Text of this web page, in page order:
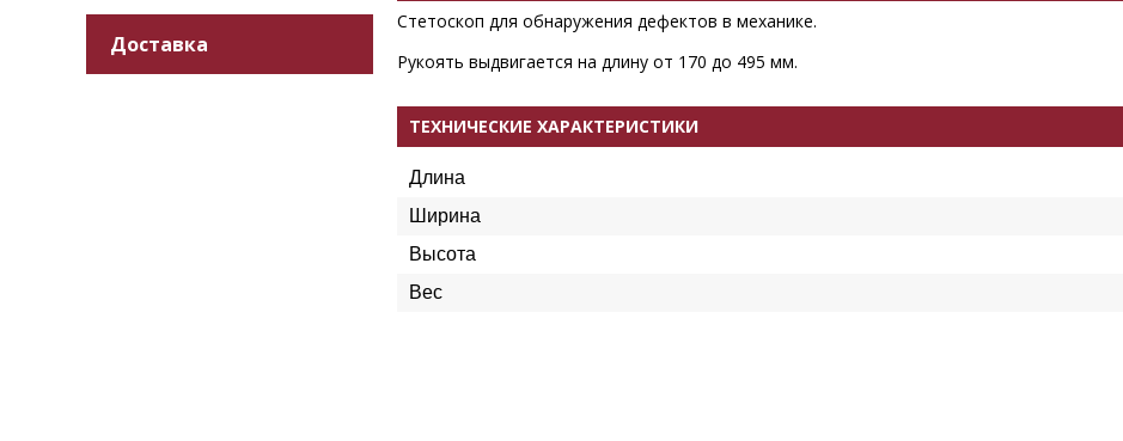
Доставка
Стетоскоп для обнаружения дефектов в механике.
Рукоять выдвигается на длину от 170 до 495 мм.
ТЕХНИЧЕСКИЕ ХАРАКТЕРИСТИКИ
Длина
Ширина
Высота
Вес